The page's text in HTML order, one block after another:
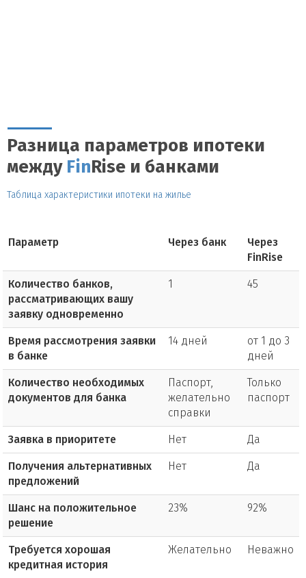
Разница параметров ипотеки
между Fin Rise и банками
Таблица характеристики ипотеки на жилье
Параметр Через банк
Через
FinRise
Количество банков,
рассматривающих вашу
заявку одновременно
1 45
Время рассмотрения заявки
в банке
14 дней
от 1 до 3
дней
Количество необходимых
документов для банка
Паспорт,
желательно
справки
Только
паспорт
Заявка в приоритете Нет Да
Получения альтернативных
предложений
Нет Да
Шанс на положительное
решение
23% 92%
Требуется хорошая
кредитная история
Желательно Неважно